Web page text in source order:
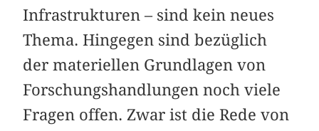
Infrastrukturen – sind kein neues
Thema. Hingegen sind bezüglich
der materiellen Grundlagen von
Forschungshandlungen noch viele
Fragen offen. Zwar ist die Rede von